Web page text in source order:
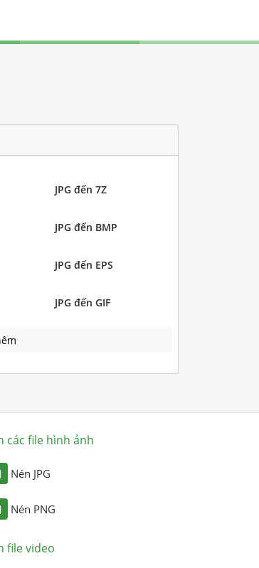
JPG đến 7Z
JPG đến BMP
JPG đến EPS
JPG đến GIF
các file hình ảnh
Nén JPG
Nén PNG
file video